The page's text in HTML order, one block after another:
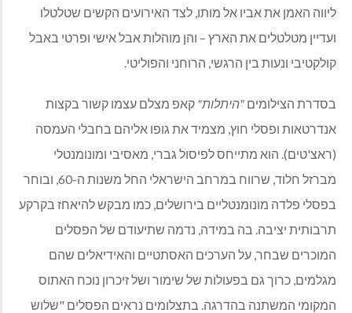
ליווה האמן את אביו אל מותו, לצד האירועים הקשים שטלטלו
ועדיין מטלטלים את הארץ – והן מוהלות אבל אישי ופרטי באבל
קולקטיבי ונעות בין הרגשי, הרוחני והפוליטי.
בסדרת הצילומים "היתלות" קאפ מצלם עצמו קשור בקצות
אנדרטאות ופסלי חוץ, מצמיד את גופו אליהם בחבלי העמסה
(ראצ'טים). הוא מתייחס לפיסול גברי, מאסיבי ומונומנטלי
מברזל חלוד, שרווח במרחב הישראלי החל משנות ה-60, ובוחר
בפסלי פלדה מונומנטליים בירושלים, כמו מבקש להיאחז בקרקע
תרבותית יציבה. בה במידה, נדמה שתיעודם של הפסלים
המוכרים שבחר, על הערכים האסתטיים והאידיאלים שהם
מגלמים, כרוך גם בפעולות של שימור ושל זיכרון נוכח האתוס
המקומי המשתנה בהדרגה. בתצלומים נראים הפסלים "שלוש